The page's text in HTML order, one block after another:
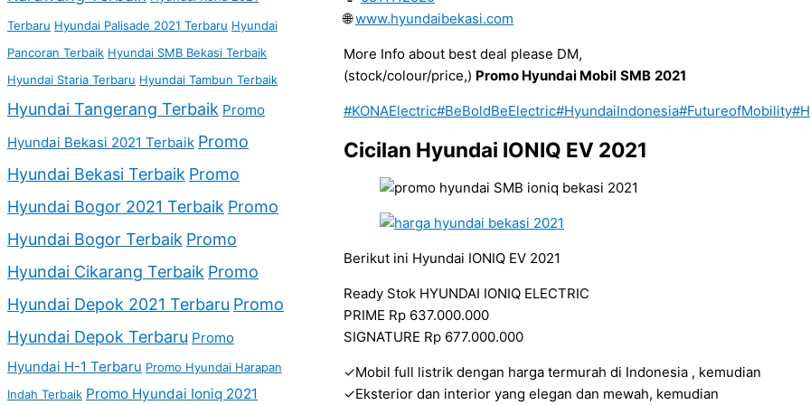
Terbaru Hyundai Palisade 2021 Terbaru Hyundai
Pancoran Terbaik Hyundai SMB Bekasi Terbaik
Hyundai Staria Terbaru Hyundai Tambun Terbaik
Hyundai Tangerang Terbaik Promo
Hyundai Bekasi 2021 Terbaik Promo
Hyundai Bekasi Terbaik Promo
Hyundai Bogor 2021 Terbaik Promo
Hyundai Bogor Terbaik Promo
Hyundai Cikarang Terbaik Promo
Hyundai Depok 2021 Terbaru Promo
Hyundai Depok Terbaru Promo
Hyundai H-1 Terbaru Promo Hyundai Harapan
Indah Terbaik Promo Hyundai Ioniq 2021
🌐www.hyundaibekasi.com
More Info about best deal please DM,
(stock/colour/price,) Promo Hyundai Mobil SMB 2021
#KONAElectric#BeBoldBeElectric#HyundaiIndonesia#FutureofMobility
Cicilan Hyundai IONIQ EV 2021
Berikut ini Hyundai IONIQ EV 2021
Ready Stok HYUNDAI IONIQ ELECTRIC
PRIME Rp 637.000.000
SIGNATURE Rp 677.000.000
✓Mobil full listrik dengan harga termurah di Indonesia , kemudian
✓Eksterior dan interior yang elegan dan mewah, kemudian